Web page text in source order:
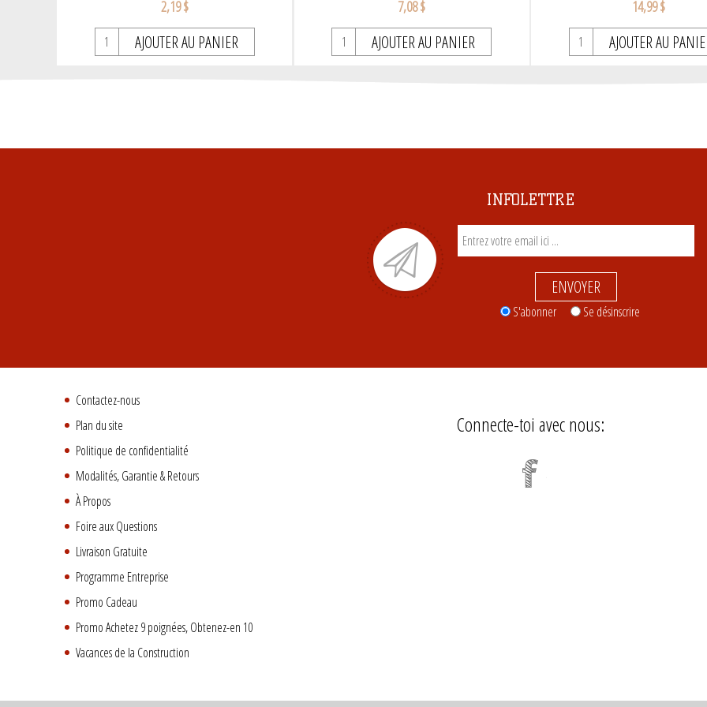
2,19 $
AJOUTER AU PANIER
7,08 $
AJOUTER AU PANIER
14,99 $
AJOUTER AU
INFOLETTRE
ENVOYER
S'abonner Se désinscrire
Contactez-nous
Plan du site
Politique de confidentialité
Modalités, Garantie & Retours
À Propos
Foire aux Questions
Livraison Gratuite
Programme Entreprise
Promo Cadeau
Promo Achetez 9 poignées, Obtenez-en 10
Vacances de la Construction
Connecte-toi avec nous: